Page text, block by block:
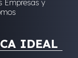
Empresas y
IDEAL